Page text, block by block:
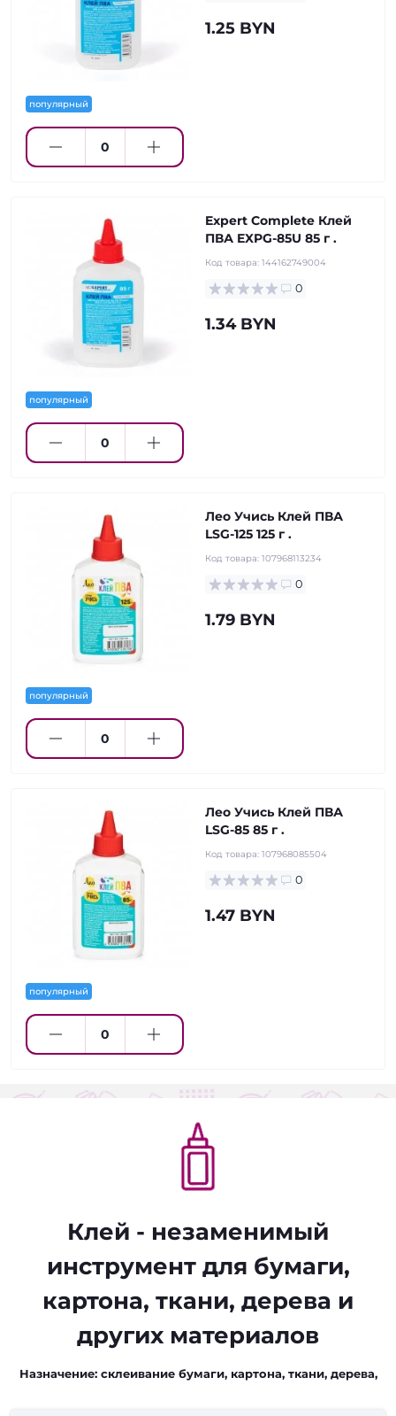
популярный
1.25 BYN
популярный
Expert Complete Клей
ПВА EXPG-85U 85 г .
Код товара: 144162749004
0
1.34 BYN
популярный
Лео Учись Клей ПВА
LSG-125 125 г .
Код товара: 107968113234
0
1.79 BYN
популярный
Лео Учись Клей ПВА
LSG-85 85 г .
Код товара: 107968085504
0
1.47 BYN
Клей - незаменимый
инструмент для бумаги,
картона, ткани, дерева и
других материалов
Назначение:склеивание бумаги, картона, ткани, дерева,